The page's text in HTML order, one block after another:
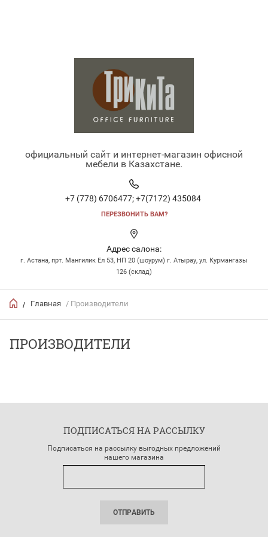
официальный сайт и интернет-магазин офисной
мебели в Казахстане.
+7 (778) 6706477;+7(7172) 435084
ПЕРЕЗВОНИТЬ ВАМ?
Адрес салона:
г. Астана, прт. Мангилик Ел 53, НП 20 (шоурум) г. Атырау, ул. Курмангазы
126 (склад)
/ Главная / Производители
ПРОИЗВОДИТЕЛИ
ПОДПИСАТЬСЯ НА РАССЫЛКУ
Подписаться на рассылку выгодных предложений
нашего магазина
ОТПРАВИТЬ